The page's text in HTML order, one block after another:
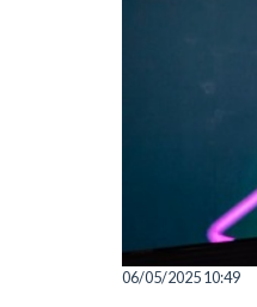
06/05/2025 10:49